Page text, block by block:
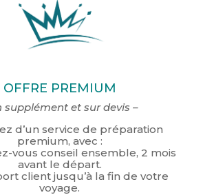
OFFRE PREMIUM
supplément et sur devis –
d’un service de préparation
premium, avec :
vous conseil ensemble, 2 mois
avant le départ.
client jusqu’à la fin de votre
voyage.